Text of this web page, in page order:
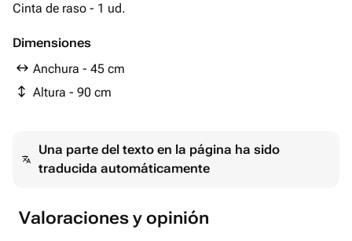
Cinta de raso - 1 ud.
Dimensiones
Anchura - 45 cm
Altura - 90 cm
Una parte del texto en la página ha sido
traducida automáticamente
Valoraciones y opinión